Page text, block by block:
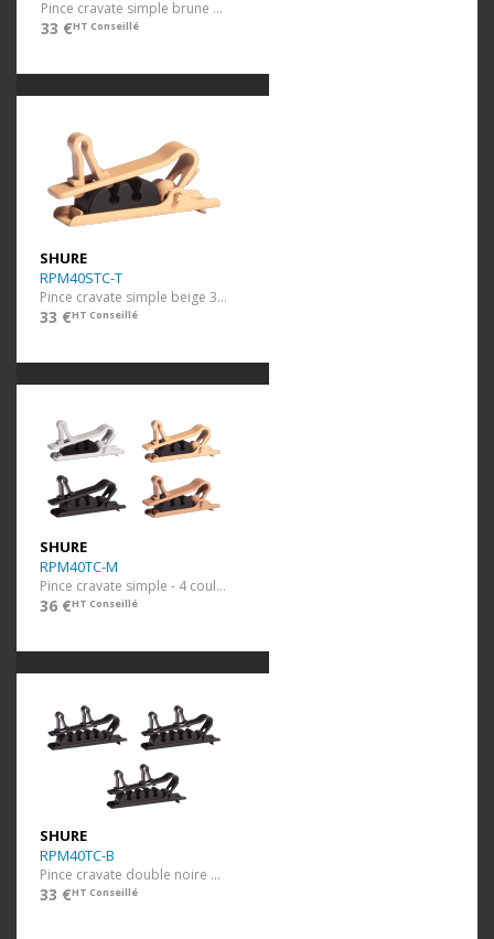
Pince cravate simple brune 3 pcs
33 €HT Conseillé
SHURE
RPM40STC-T
Pince cravate simple beige 3 pcs
33 €HT Conseillé
SHURE
RPM40TC-M
Pince cravate simple - 4 couleurs 4 pcs
36 €HT Conseillé
SHURE
RPM40TC-B
Pince cravate double noire 3 pcs
33 €HT Conseillé